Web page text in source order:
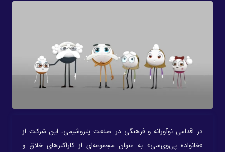
در اقدامی نوآورانه و فرهنگی در صنعت پتروشیمی، این شرکت از
«خانواده پی‌وی‌سی» به عنوان مجموعه‌ای از کاراکترهای خلاق و